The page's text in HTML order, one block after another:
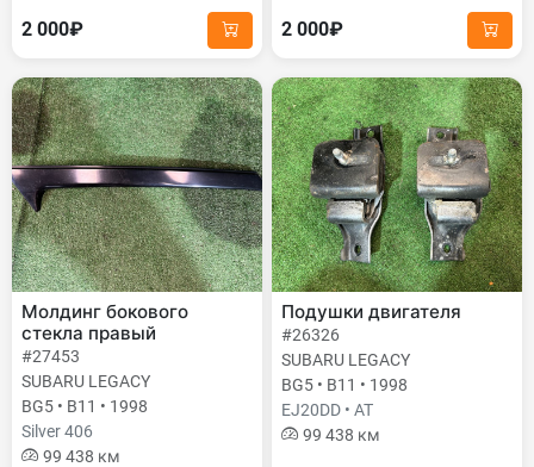
2 000₽ 2 000₽
Молдинг бокового
стекла правый
#27453
SUBARU LEGACY
BG5 • B11 • 1998
Silver 406
99 438 км
Подушки двигателя
#26326
SUBARU LEGACY
BG5 • B11 • 1998
EJ20DD • AT
99 438 км